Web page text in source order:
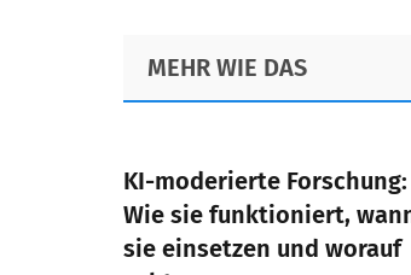
MEHR WIE DAS
KI-moderierte Forschung:
Wie sie funktioniert,
sie einsetzen und worauf